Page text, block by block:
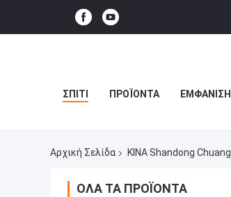
ΣΠΊΤΙ ΠΡΟΪΌΝΤΑ ΕΜΦΆΝΙΣΗ
Αρχική Σελίδα ΚΙΝΑ Shandong
ΌΛΑ ΤΑ ΠΡΟΪΌΝΤΑ